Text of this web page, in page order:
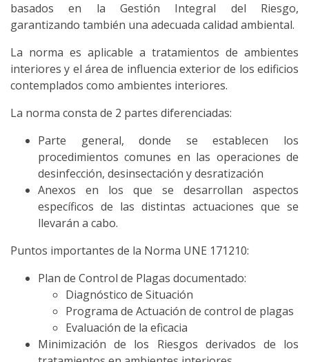
basados en la Gestión Integral del Riesgo,
garantizando también una adecuada calidad ambiental.
La norma es aplicable a tratamientos de ambientes
interiores y el área de influencia exterior de los edificios
contemplados como ambientes interiores.
La norma consta de 2 partes diferenciadas:
Parte general, donde se establecen los
procedimientos comunes en las operaciones de
desinfección, desinsectación y desratización
Anexos en los que se desarrollan aspectos
específicos de las distintas actuaciones que se
llevarán a cabo.
Puntos importantes de la Norma UNE 171210:
Plan de Control de Plagas documentado:
Diagnóstico de Situación
Programa de Actuación de control de plagas
Evaluación de la eficacia
Minimización de los Riesgos derivados de los